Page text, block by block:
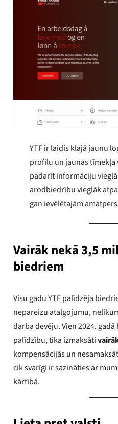
YTF ir laidis klajā jaunu
profilu un jaunas tīmekļa
padarīt informāciju
arodbiedrību vieglāk
gan ievēlētajām
Vairāk nekā 3,5
biedriem
Visu gadu YTF palīdzēja
nepareizu atalgojumu,
darba devēju. Vien 2024.
palīdzību, tika izmaksāti
kompensācijās un
cik svarīgi ir sazināties ar
kārtībā.